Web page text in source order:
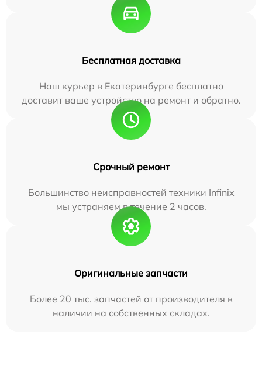
Бесплатная доставка
Наш курьер в Екатеринбурге бесплатно
доставит ваше устройство на ремонт и обратно.
Срочный ремонт
Большинство неисправностей техники Infinix
мы устраняем в течение 2 часов.
Оригинальные запчасти
Более 20 тыс. запчастей от производителя в
наличии на собственных складах.